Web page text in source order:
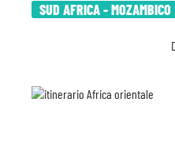
SUD AFRICA - MOZAMBICO